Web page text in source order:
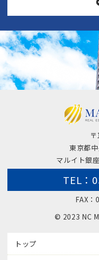
東京都
マルイト銀
TEL：
FAX
© 2023 NC
トップ